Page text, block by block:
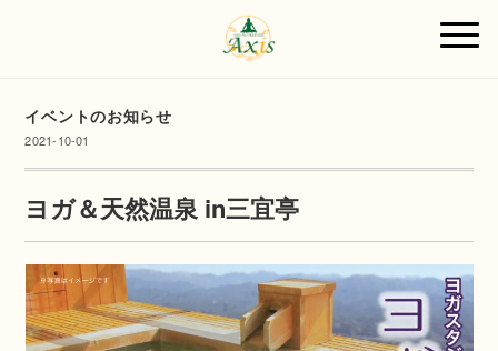
イベントのお知らせ
2021-10-01
ヨガ＆天然温泉 in三宜亭